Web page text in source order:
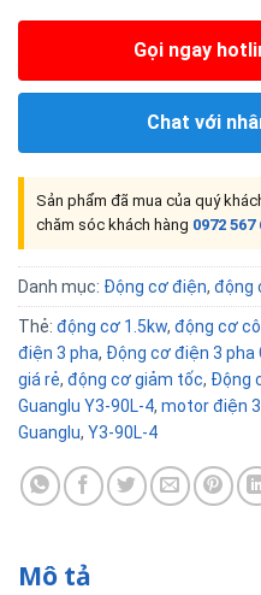
Gọi ngay
Chat với
Sản phẩm đã mua của quý
chăm sóc khách hàng 0972 567
Danh mục: Động cơ điện, động
Thẻ: động cơ 1.5kw, động cơ
điện 3 pha, Động cơ điện 3 pha
giá rẻ, động cơ giảm tốc, Động
Guanglu Y3-90L-4, motor điện
Guanglu, Y3-90L-4
Mô tả